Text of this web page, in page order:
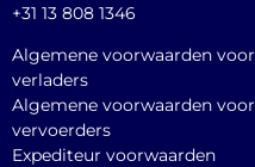
+31 13 808 1346
Algemene voorwaarden voor
verladers
Algemene voorwaarden voor
vervoerders
Expediteur voorwaarden